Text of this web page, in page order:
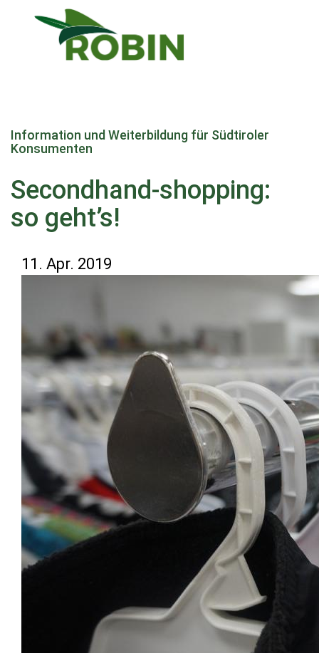
zum
Inhalt
Information und Weiterbildung für Südtiroler
Konsumenten
Secondhand-shopping:
so geht’s!
11. Apr. 2019